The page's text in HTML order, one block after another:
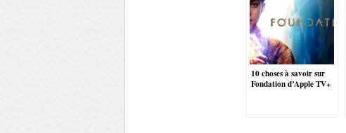
10 choses à savoir sur
Fondation d’Apple TV+